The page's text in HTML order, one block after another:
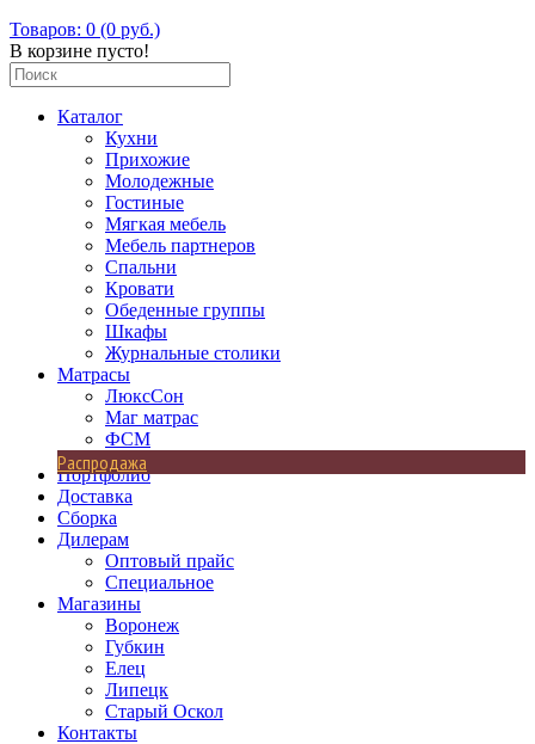
Товаров: 0 (0 руб.)
В корзине пусто!
Каталог
Кухни
Прихожие
Молодежные
Гостиные
Мягкая мебель
Мебель партнеров
Спальни
Кровати
Обеденные группы
Шкафы
Журнальные столики
Матрасы
ЛюксСон
Маг матрас
ФСМ
Распродажа
Портфолио
Доставка
Сборка
Дилерам
Оптовый прайс
Специальное
Магазины
Воронеж
Губкин
Елец
Липецк
Старый Оскол
Контакты